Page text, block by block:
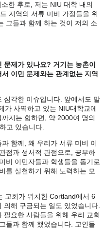
한 후로, 저는 NIU 대학 내의
지역의 서류 미비 가정들을 위
그들과 함께 하는 것이 저의 소
문제가 있나요? 거기는 농촌이
이민 문제와는 관계없는 지역
심각한 이슈입니다. 앞에서도 말
가 사역하고 있는 NIU대학교에
지는 합하면, 약 2000여 명의
고 있습니다.
함께, 왜 우리가 서류 미비 이
점과 성서적 관점으로, 공부하
비 이민자들과 학생들을 돕기로
를 실천하기 위해 노력하는 모
교회가 위치한 Cortland에서 6
의해 구금되는 일도 있었습니다.
필요한 사람들을 위해 우리 교회
들과 함께 했었습니다. 교인들